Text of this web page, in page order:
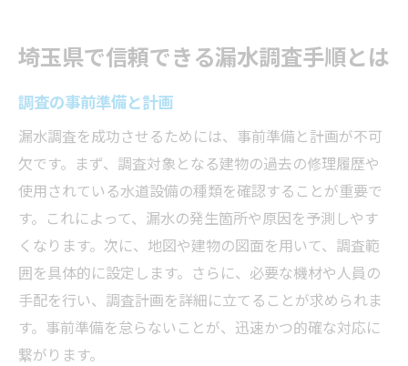
埼玉県で信頼できる漏水調査手順とは
調査の事前準備と計画
漏水調査を成功させるためには、事前準備と計画が不可
欠です。まず、調査対象となる建物の過去の修理履歴や
使用されている水道設備の種類を確認することが重要で
す。これによって、漏水の発生箇所や原因を予測しやす
くなります。次に、地図や建物の図面を用いて、調査範
囲を具体的に設定します。さらに、必要な機材や人員の
手配を行い、調査計画を詳細に立てることが求められま
す。事前準備を怠らないことが、迅速かつ的確な対応に
繋がります。